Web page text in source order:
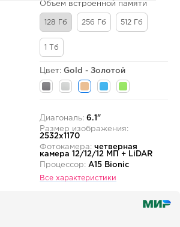
Объем встроенной памяти
128 Гб 256 Гб 512 Гб
1 Тб
Цвет: Gold - Золотой
Диагональ: 6.1"
Размер изображения:
2532x1170
Фотокамера: четверная
камера 12/12/12 МП + LiDAR
Процессор: A15 Bionic
Все характеристики